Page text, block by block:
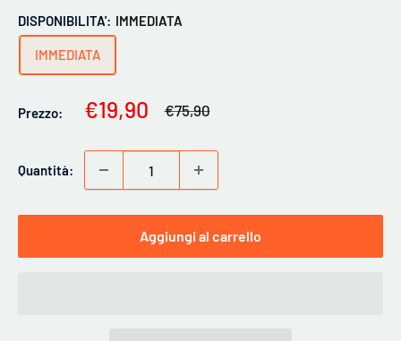
DISPONIBILITA': IMMEDIATA
IMMEDIATA
Prezzo:
Prezzo
€19,90 Prezzo
€75,90
Quantità:
Aggiungi al carrello